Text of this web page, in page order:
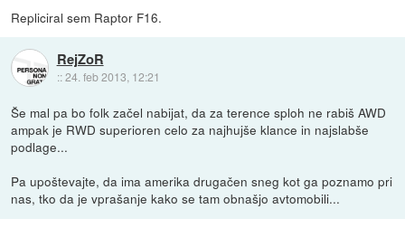
Repliciral sem Raptor F16.
RejZoR
::24. feb 2013, 12:21
Še mal pa bo folk začel nabijat, da za terence sploh ne rabiš AWD
ampak je RWD superioren celo za najhujše klance in najslabše
podlage...
Pa upoštevajte, da ima amerika drugačen sneg kot ga poznamo pri
nas, tko da je vprašanje kako se tam obnašjo avtomobili...